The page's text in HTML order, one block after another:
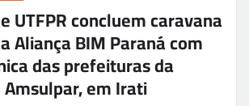
UTFPR concluem caravana
Aliança BIM Paraná com
das prefeituras da
em Irati